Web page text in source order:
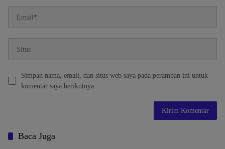
Simpan nama, email, dan situs web saya pada peramban ini untuk
komentar saya berikutnya.
Baca Juga